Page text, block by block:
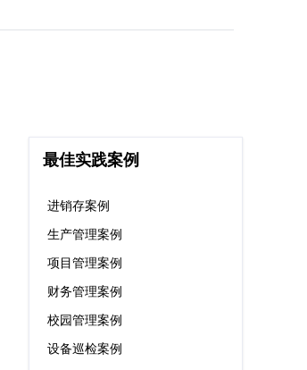
最佳实践案例
进销存案例
生产管理案例
项目管理案例
财务管理案例
校园管理案例
设备巡检案例